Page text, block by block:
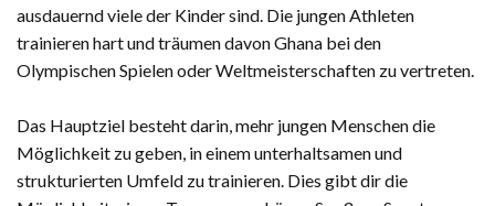
ausdauernd viele der Kinder sind. Die jungen Athleten
trainieren hart und träumen davon Ghana bei den
Olympischen Spielen oder Weltmeisterschaften zu vertreten.
Das Hauptziel besteht darin, mehr jungen Menschen die
Möglichkeit zu geben, in einem unterhaltsamen und
strukturierten Umfeld zu trainieren. Dies gibt dir die